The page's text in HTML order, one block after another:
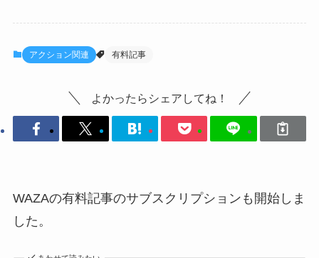
アクション関連 有料記事
よかったらシェアしてね！
WAZAの有料記事のサブスクリプションも開始しま
した。